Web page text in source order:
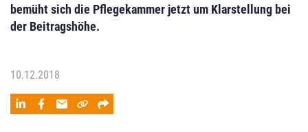
bemüht sich die Pflegekammer jetzt um Klarstellung bei
der Beitragshöhe.
10.12.2018